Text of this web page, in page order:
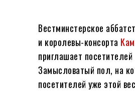
Вестминстерское
и королевы-консорта
приглашает
Замысловатый пол, на
посетителей уже этой